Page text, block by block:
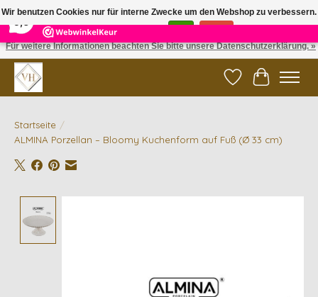
5 Reviews ×
✓ Gratis verzending vanaf €200 | ✓ 14 dagen retourneren
Wunschzettel
Ihr
Startseite /
ALMINA Porzellan – Bloomy Kuchenform auf Fuß (Ø 33 cm)
Wir benutzen Cookies nur für interne Zwecke um den Webshop zu verbessern.
Ist das in Ordnung?
Für weitere Informationen beachten Sie bitte unsere Datenschutzerklärung. »